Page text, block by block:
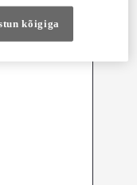
kõigiga